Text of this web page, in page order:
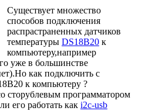
Существует множество
способов подключения
распрастраненных датчиков
температуры DS18B20 к
компьютеру,например
уже в большинстве
как подключить с
к компьютеру ?
сторублевым программатором
его работать как i2c-usb